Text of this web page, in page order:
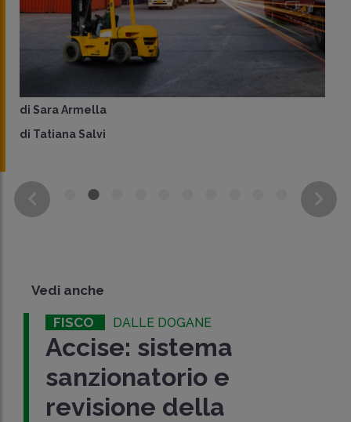
di Sara Armella
di Tatiana Salvi
Vedi anche
FISCO DALLE DOGANE
Accise: sistema
sanzionatorio e
revisione della